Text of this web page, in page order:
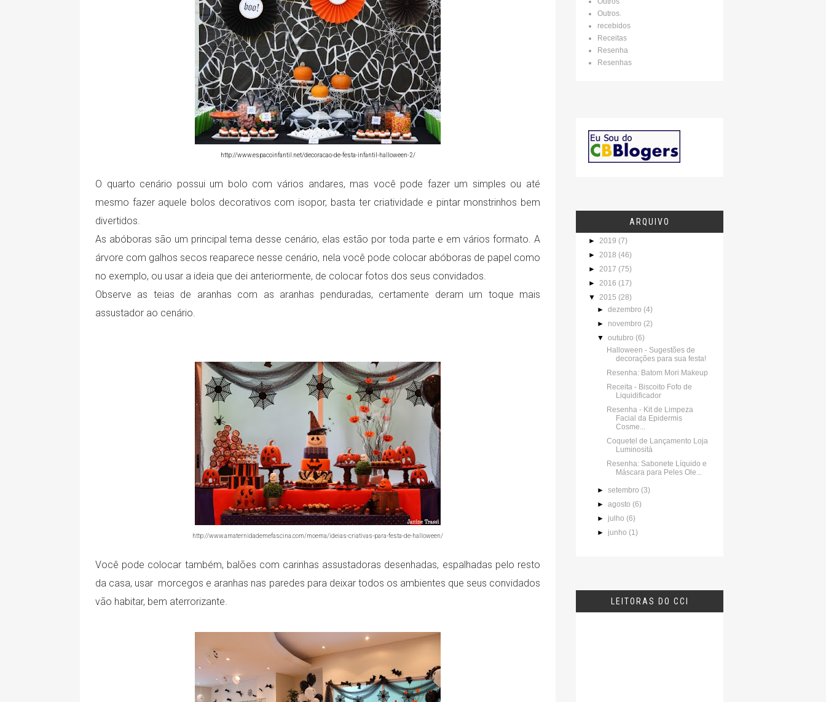
http://www.espacoinfantil.net/decoracao-de-festa-infantil-halloween-2/
O quarto cenário possui um bolo com vários andares, mas você pode fazer um simples ou até
mesmo fazer aquele bolos decorativos com isopor, basta ter criatividade e pintar monstrinhos bem
divertidos.
As abóboras são um principal tema desse cenário, elas estão por toda parte e em vários formato. A
árvore com galhos secos reaparece nesse cenário, nela você pode colocar abóboras de papel como
no exemplo, ou usar a ideia que dei anteriormente, de colocar fotos dos seus convidados.
Observe as teias de aranhas com as aranhas penduradas, certamente deram um toque mais
assustador ao cenário.
http://www.amaternidademefascina.com/moema/ideias-criativas-para-festa-de-halloween/
Você pode colocar também, balões com carinhas assustadoras desenhadas, espalhadas pelo resto
da casa, usar morcegos e aranhas nas paredes para deixar todos os ambientes que seus convidados
vão habitar, bem aterrorizante.
Outros.
recebidos
Receitas
Resenha
Resenhas
ARQUIVO
► 2019 (7)
► 2018 (46)
► 2017 (75)
► 2016 (17)
▼ 2015 (28)
►dezembro (4)
► novembro (2)
▼ outubro (6)
Halloween - Sugestões de
decorações para sua festa!
Resenha: Batom Mori Makeup
Receita - Biscoito Fofo de
Liquidificador
Resenha - Kit de Limpeza
Facial da Epidermis
Cosme...
Coquetel de Lançamento Loja
Luminosità
Resenha: Sabonete Líquido e
Máscara para Peles Ole...
►setembro (3)
►agosto (6)
► julho (6)
► junho (1)
LEITORAS DO CCI